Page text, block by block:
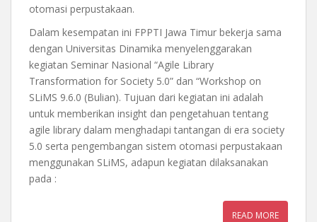
otomasi perpustakaan.
Dalam kesempatan ini FPPTI Jawa Timur bekerja sama
dengan Universitas Dinamika menyelenggarakan
kegiatan Seminar Nasional “Agile Library
Transformation for Society 5.0” dan “Workshop on
SLiMS 9.6.0 (Bulian). Tujuan dari kegiatan ini adalah
untuk memberikan insight dan pengetahuan tentang
agile library dalam menghadapi tantangan di era society
5.0 serta pengembangan sistem otomasi perpustakaan
menggunakan SLiMS, adapun kegiatan dilaksanakan
pada :
READ MORE